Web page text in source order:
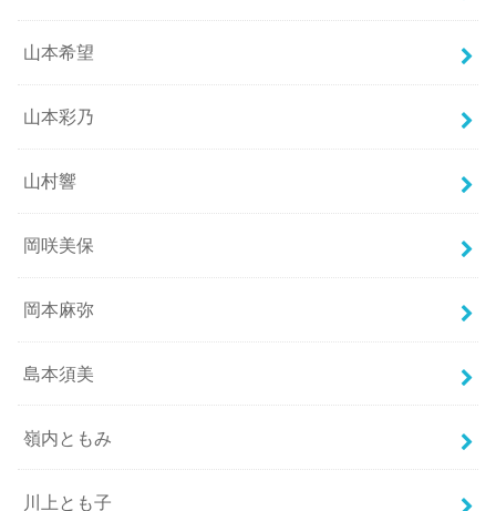
山本希望
山本彩乃
山村響
岡咲美保
岡本麻弥
島本須美
嶺内ともみ
川上とも子